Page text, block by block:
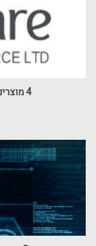
4 מוצרים שכל בעל עסק בתחום המחשבים צריך